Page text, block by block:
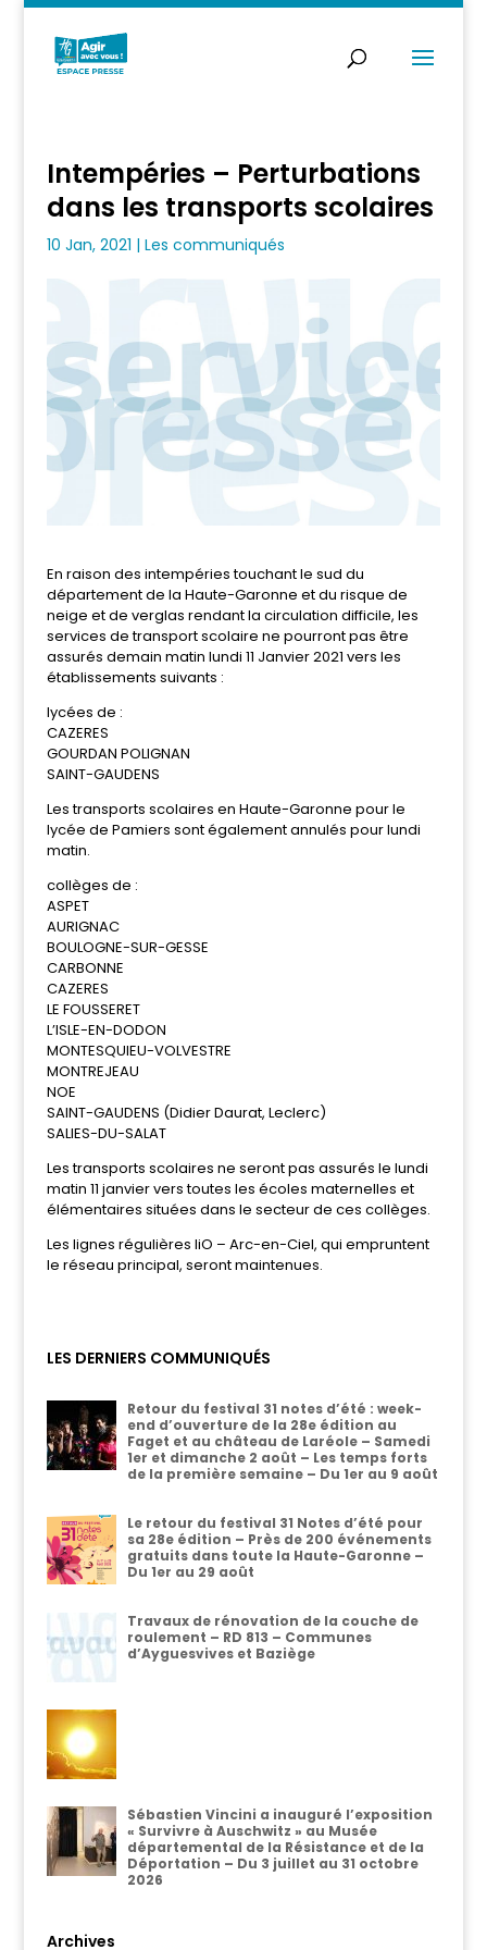
Intempéries – Perturbations
dans les transports scolaires
10 Jan, 2021 | Les communiqués
En raison des intempéries touchant le sud du
département de la Haute-Garonne et du risque de
neige et de verglas rendant la circulation difficile, les
services de transport scolaire ne pourront pas être
assurés demain matin lundi 11 Janvier 2021 vers les
établissements suivants :
lycées de :
CAZERES
GOURDAN POLIGNAN
SAINT-GAUDENS
Les transports scolaires en Haute-Garonne pour le
lycée de Pamiers sont également annulés pour lundi
matin.
collèges de :
ASPET
AURIGNAC
BOULOGNE-SUR-GESSE
CARBONNE
CAZERES
LE FOUSSERET
L’ISLE-EN-DODON
MONTESQUIEU-VOLVESTRE
MONTREJEAU
NOE
SAINT-GAUDENS (Didier Daurat, Leclerc)
SALIES-DU-SALAT
Les transports scolaires ne seront pas assurés le lundi
matin 11 janvier vers toutes les écoles maternelles et
élémentaires situées dans le secteur de ces collèges.
Les lignes régulières liO – Arc-en-Ciel, qui empruntent
le réseau principal, seront maintenues.
LES DERNIERS COMMUNIQUÉS
Retour du festival 31 notes d’été : week-
end d’ouverture de la 28e édition au
Faget et au château de Laréole – Samedi
1er et dimanche 2 août – Les temps forts
de la première semaine – Du 1er au 9 août
Le retour du festival 31 Notes d’été pour
sa 28e édition – Près de 200 événements
gratuits dans toute la Haute-Garonne –
Du 1er au 29 août
Travaux de rénovation de la couche de
roulement – RD 813 – Communes
d’Ayguesvives et Baziège
Sébastien Vincini a inauguré l’exposition
« Survivre à Auschwitz » au Musée
départemental de la Résistance et de la
Déportation – Du 3 juillet au 31 octobre
2026
Archives